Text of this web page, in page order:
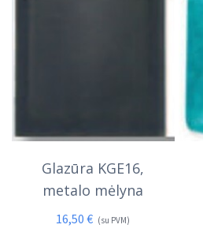
Glazūra KGE16,
metalo mėlyna
16,50€ (su PVM)